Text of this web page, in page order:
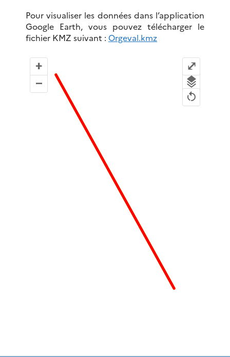
Pour visualiser les données dans l’application
Google Earth, vous pouvez télécharger le
fichier KMZ suivant : Orgeval.kmz
+
–
⤢